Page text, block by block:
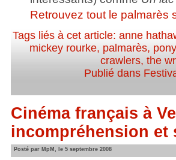
Retrouvez tout le palmarès
Tags liés à cet article: anne
mickey rourke, palmarès,
crawlers,the
Publié dans
Cinéma français à
incompréhension et
Posté par MpM, le 5 septembre 2008